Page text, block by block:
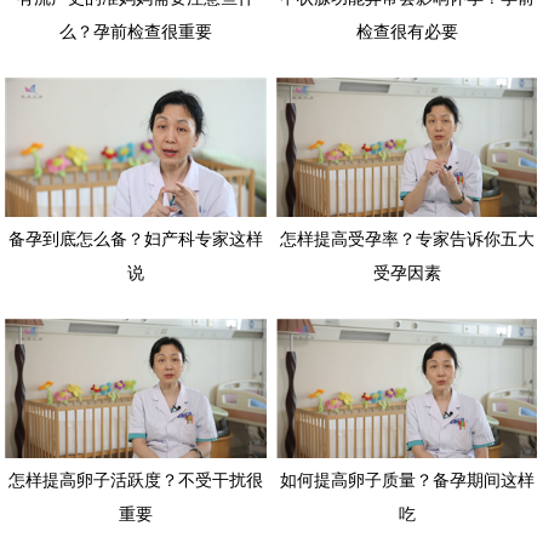
么？孕前检查很重要
检查很有必要
备孕到底怎么备？妇产科专家这样
说
怎样提高受孕率？专家告诉你五大
受孕因素
怎样提高卵子活跃度？不受干扰很
重要
如何提高卵子质量？备孕期间这样
吃